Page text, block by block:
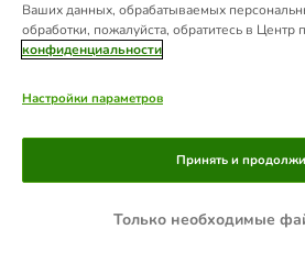
Ваших данных, обрабатываемых
обработки, пожалуйста, обратитесь в Центр
конфиденциальности
Настройки параметров
Только необходимые
Принять и